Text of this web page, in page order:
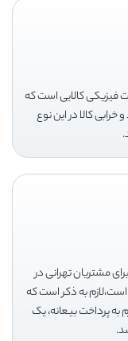
فیزیکی کالایی است که
کالا در این نوع
مشتریان تهرانی در
است،لازم به ذکر است که
ملزم به پرداخت بیعانه، یک